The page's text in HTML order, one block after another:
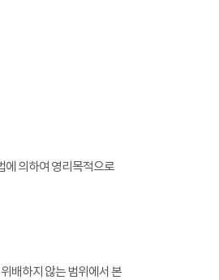
에 의하여 영리목적으로
배하지 않는 범위에서 본